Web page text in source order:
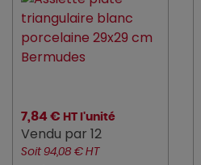
7,84 € HT l'unité
Vendu par 12
Soit 94,08 € HT